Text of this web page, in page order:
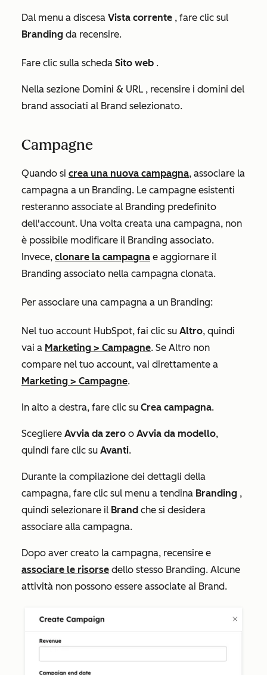
Dal menu a discesa Vista corrente , fare clic sul
Branding da recensire.
Fare clic sulla scheda Sito web .
Nella sezione Domini & URL , recensire i domini del
brand associati al Brand selezionato.
Campagne
Quando si crea una nuova campagna, associare la
campagna a un Branding. Le campagne esistenti
resteranno associate al Branding predefinito
dell'account. Una volta creata una campagna, non
è possibile modificare il Branding associato.
Invece, clonare la campagna e aggiornare il
Branding associato nella campagna clonata.
Per associare una campagna a un Branding:
Nel tuo account HubSpot, fai clic su Altro, quindi
vai a Marketing > Campagne. Se Altro non
compare nel tuo account, vai direttamente a
Marketing > Campagne.
In alto a destra, fare clic su Crea campagna.
Scegliere Avvia da zero o Avvia da modello,
quindi fare clic su Avanti.
Durante la compilazione dei dettagli della
campagna, fare clic sul menu a tendina Branding ,
quindi selezionare il Brand che si desidera
associare alla campagna.
Dopo aver creato la campagna, recensire e
associare le risorse dello stesso Branding. Alcune
attività non possono essere associate ai Brand.